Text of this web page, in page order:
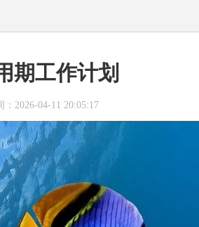
期工作计划
：2026-04-11 20:05:17